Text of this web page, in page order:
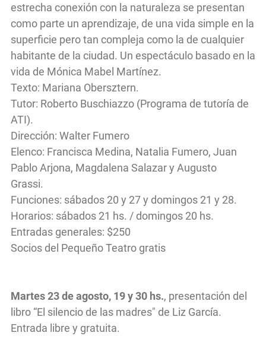
estrecha conexión con la naturaleza se presentan
como parte un aprendizaje, de una vida simple en la
superficie pero tan compleja como la de cualquier
habitante de la ciudad. Un espectáculo basado en la
vida de Mónica Mabel Martínez.
Texto: Mariana Obersztern.
Tutor: Roberto Buschiazzo (Programa de tutoría de
ATI).
Dirección: Walter Fumero
Elenco: Francisca Medina, Natalia Fumero, Juan
Pablo Arjona, Magdalena Salazar y Augusto
Grassi.
Funciones: sábados 20 y 27 y domingos 21 y 28.
Horarios: sábados 21 hs. / domingos 20 hs.
Entradas generales: $250
Socios del Pequeño Teatro gratis
Martes 23 de agosto, 19 y 30 hs., presentación del
libro “El silencio de las madres" de Liz García.
Entrada libre y gratuita.